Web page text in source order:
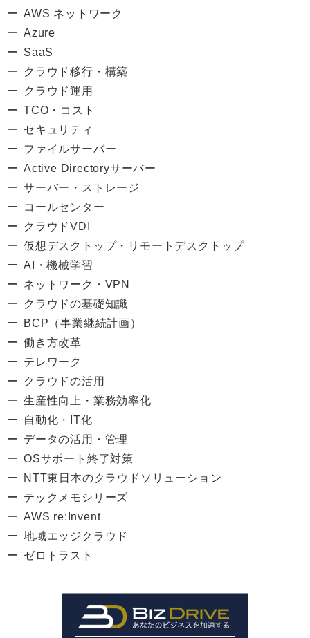
AWS ネットワーク
Azure
SaaS
クラウド移行・構築
クラウド運用
TCO・コスト
セキュリティ
ファイルサーバー
Active Directoryサーバー
サーバー・ストレージ
コールセンター
クラウドVDI
仮想デスクトップ・リモートデスクトップ
AI・機械学習
ネットワーク・VPN
クラウドの基礎知識
BCP（事業継続計画）
働き方改革
テレワーク
クラウドの活用
生産性向上・業務効率化
自動化・IT化
データの活用・管理
OSサポート終了対策
NTT東日本のクラウドソリューション
テックメモシリーズ
AWS re:Invent
地域エッジクラウド
ゼロトラスト